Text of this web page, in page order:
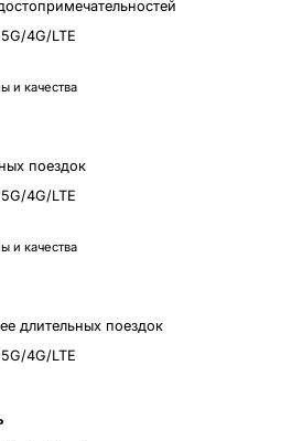
4G/LTE
и качества
поездок
4G/LTE
и качества
длительных поездок
4G/LTE